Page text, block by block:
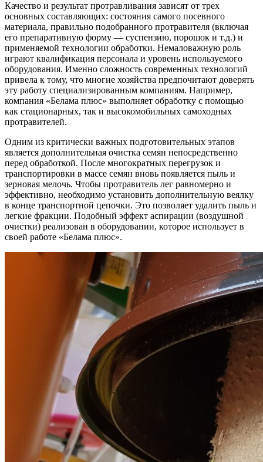
Качество и результат протравливания зависят от трех
основных составляющих: состояния самого посевного
материала, правильно подобранного протравителя (включая
его препаративную форму — суспензию, порошок и т.д.) и
применяемой технологии обработки. Немаловажную роль
играют квалификация персонала и уровень используемого
оборудования. Именно сложность современных технологий
привела к тому, что многие хозяйства предпочитают доверять
эту работу специализированным компаниям. Например,
компания «Белама плюс» выполняет обработку с помощью
как стационарных, так и высокомобильных самоходных
протравителей.
Одним из критически важных подготовительных этапов
является дополнительная очистка семян непосредственно
перед обработкой. После многократных перегрузок и
транспортировки в массе семян вновь появляется пыль и
зерновая мелочь. Чтобы протравитель лег равномерно и
эффективно, необходимо установить дополнительную веялку
в конце транспортной цепочки. Это позволяет удалить пыль и
легкие фракции. Подобный эффект аспирации (воздушной
очистки) реализован в оборудовании, которое использует в
своей работе «Белама плюс».